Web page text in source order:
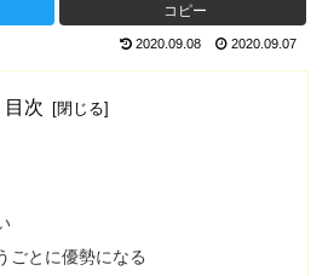
コピー
2020.09.08 2020.09.07
目次
ごとに優勢になる